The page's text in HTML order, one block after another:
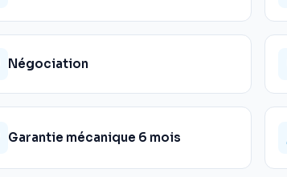
Négociation
Garantie mécanique 6 mois